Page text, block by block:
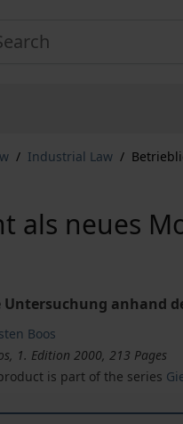
/ Industrial Law /
als neues
Untersuchung anhand
Boos
1. Edition 2000, 213 Pages
is part of the series